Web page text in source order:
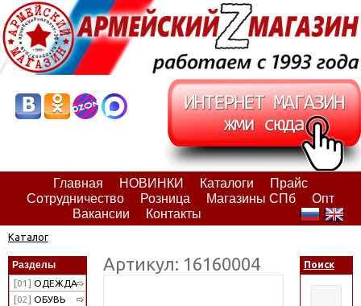
Главная НОВИНКИ Каталоги
Прайс
Сотрудничество
Розница Магазины СПб
Опт
Вакансии
Контакты
Каталог
Разделы
[01] ОДЕЖДА
[02] ОБУВЬ
Артикул: 16160004 Поиск